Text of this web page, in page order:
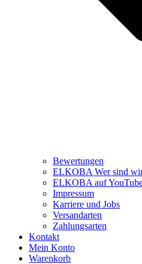
Bewertungen
ELKOBA Wer sind
ELKOBA auf
Impressum
Karriere und Jobs
Versandarten
Zahlungsarten
Kontakt
Mein Konto
Warenkorb